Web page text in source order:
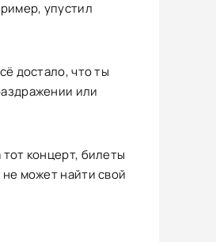
упустил
достало, что ты
или
концерт, билеты
может найти свой